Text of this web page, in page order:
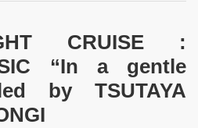
CRUISE :
“In a gentle
by TSUTAYA